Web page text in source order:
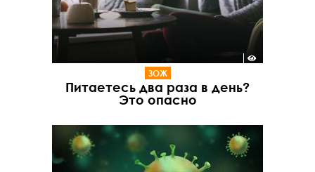
ЗОЖ
Питаетесь два раза в день?
Это опасно